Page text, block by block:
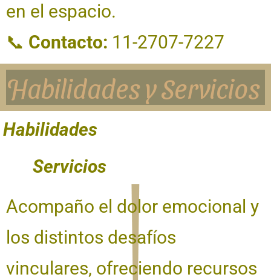
en el espacio.
📞 Contacto: 11-2707-7227
Habilidades y Servicios
Habilidades
Servicios
Acompaño el dolor emocional y
los distintos desafíos
vinculares, ofreciendo recursos